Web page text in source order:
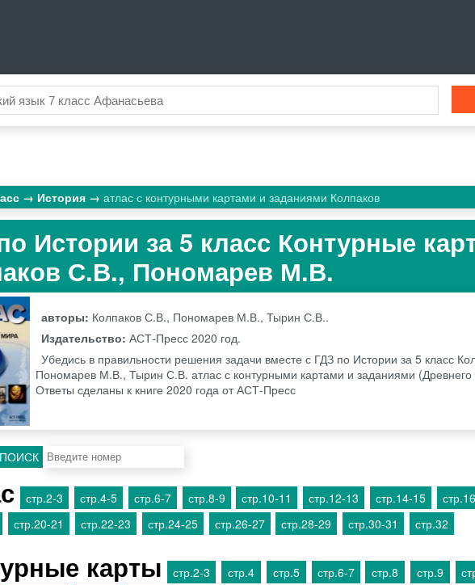
История атлас с контурными картами и заданиями Колпаков
Истории за 5 класс Контурные
С.В., Пономарев М.В.
авторы: Колпаков С.В., Пономарев М.В., Тырин С.В..
Издательство:АСТ-Пресс 2020 год.
Убедись в правильности решения задачи вместе с ГДЗ по Истории за 5 класс
Пономарев М.В., Тырин С.В. атлас с контурными картами и заданиями
Ответы сделаны к книге 2020 года от АСТ-Пресс
стр.2-3 стр.4-5 стр.6-7 стр.8-9 стр.10-11 стр.12-13 стр.14-15
стр.20-21 стр.22-23 стр.24-25 стр.26-27 стр.28-29 стр.30-31 стр.32
карты стр.2-3 стр.4 стр.5 стр.6-7 стр.8 стр.9